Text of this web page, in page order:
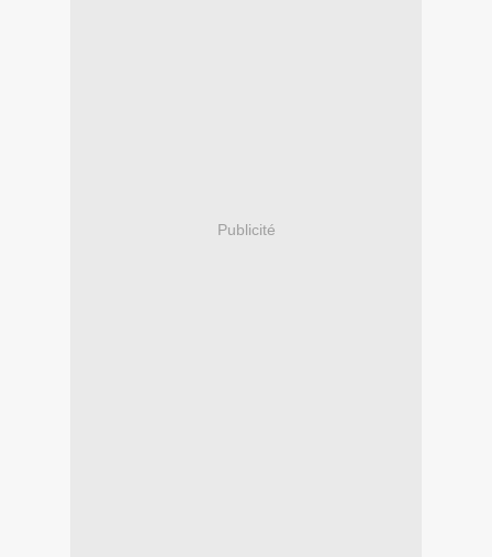
Publicité